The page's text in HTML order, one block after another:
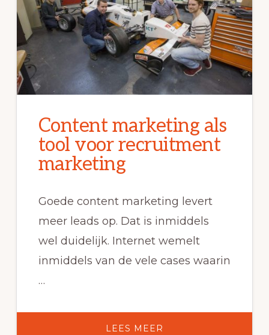
Content marketing als
tool voor recruitment
marketing
Goede content marketing levert
meer leads op. Dat is inmiddels
wel duidelijk. Internet wemelt
inmiddels van de vele cases waarin
…
LEES MEER